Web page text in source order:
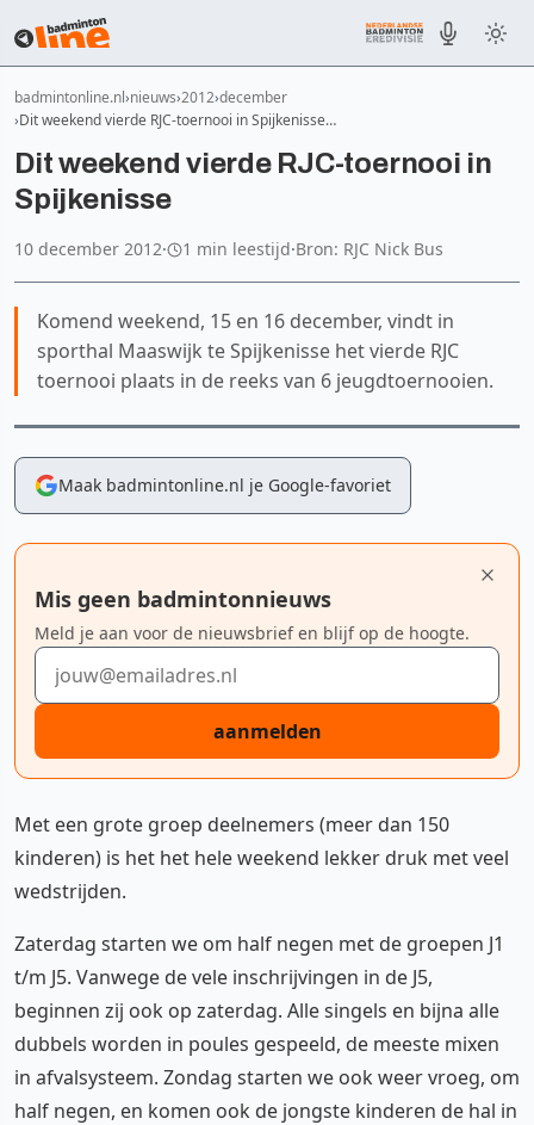
badmintonline.nl nieuws 2012 december
Dit weekend vierde RJC-toernooi in Spijkenisse…
Dit weekend vierde RJC-toernooi in
Spijkenisse
10 december 2012· 1 min leestijd·Bron: RJC Nick Bus
Komend weekend, 15 en 16 december, vindt in
sporthal Maaswijk te Spijkenisse het vierde RJC
toernooi plaats in de reeks van 6 jeugdtoernooien.
Maak badmintonline.nl je Google-favoriet
Mis geen badmintonnieuws
Meld je aan voor de nieuwsbrief en blijf op de hoogte.
E-mailadres
aanmelden
Met een grote groep deelnemers (meer dan 150
kinderen) is het het hele weekend lekker druk met veel
wedstrijden.
Zaterdag starten we om half negen met de groepen J1
t/m J5. Vanwege de vele inschrijvingen in de J5,
beginnen zij ook op zaterdag. Alle singels en bijna alle
dubbels worden in poules gespeeld, de meeste mixen
in afvalsysteem. Zondag starten we ook weer vroeg, om
half negen, en komen ook de jongste kinderen de hal in